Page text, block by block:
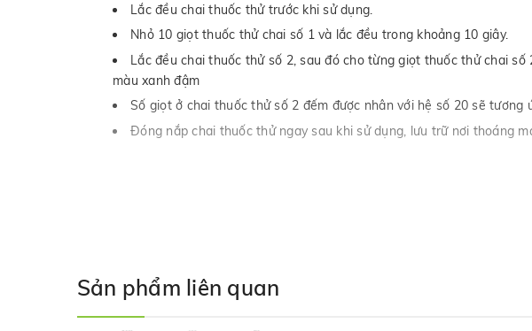
Lắc đều chai thuốc thử trước khi sử dụng.
Nhỏ 10 giọt thuốc thử chai số 1 và lắc đều trong khoảng 10 giây.
Lắc đều chai thuốc thử số 2, sau đó cho từng giọt thuốc thử chai
màu xanh đậm
Số giọt ở chai thuốc thử số 2 đếm được nhân với hệ số 20 sẽ
Đóng nắp chai thuốc thử ngay sau khi sử dụng, lưu trữ nơi thoáng
Sản phẩm liên quan